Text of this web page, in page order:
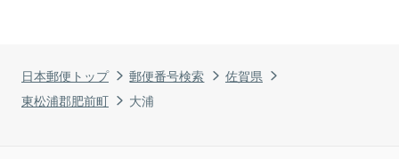
日本郵便トップ 郵便番号検索
佐賀県
東松浦郡肥前町
大浦